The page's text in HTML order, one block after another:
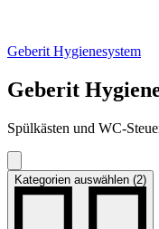
Geberit Hygienesystem
Geberit
Spülkästen und WC-
Kategorien auswählen (2)